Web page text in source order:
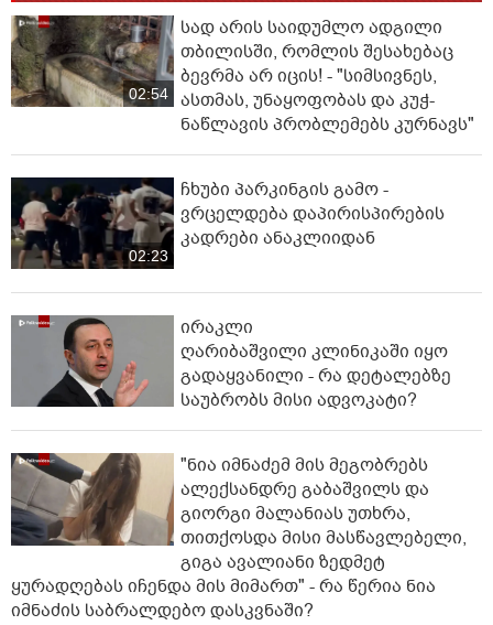
02:54
სად არის საიდუმლო ადგილი
თბილისში, რომლის შესახებაც
ბევრმა არ იცის! - "სიმსივნეს,
ასთმას, უნაყოფობას და კუჭ-
ნაწლავის პრობლემებს კურნავს"
02:23
ჩხუბი პარკინგის გამო -
ვრცელდება დაპირისპირების
კადრები ანაკლიიდან
ირაკლი
ღარიბაშვილი კლინიკაში იყო
გადაყვანილი - რა დეტალებზე
საუბრობს მისი ადვოკატი?
"ნია იმნაძემ მის მეგობრებს
ალექსანდრე გაბაშვილს და
გიორგი მალანიას უთხრა,
თითქოსდა მისი მასწავლებელი,
გიგა ავალიანი ზედმეტ
ყურადღებას იჩენდა მის მიმართ" - რა წერია ნია
იმნაძის საბრალდებო დასკვნაში?